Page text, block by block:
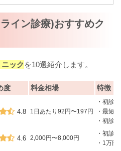
イン診療)おすすめク
ック を10選紹介します。
度 料金相場 特徴
4.8 1日あたり92円〜197円
・初診
・最短
・初診
4.6 2,000円〜8,000円
・初診
・1万円